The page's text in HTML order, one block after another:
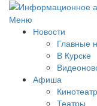
Меню
Новости
Главные
В Курске
Афиша
Театры